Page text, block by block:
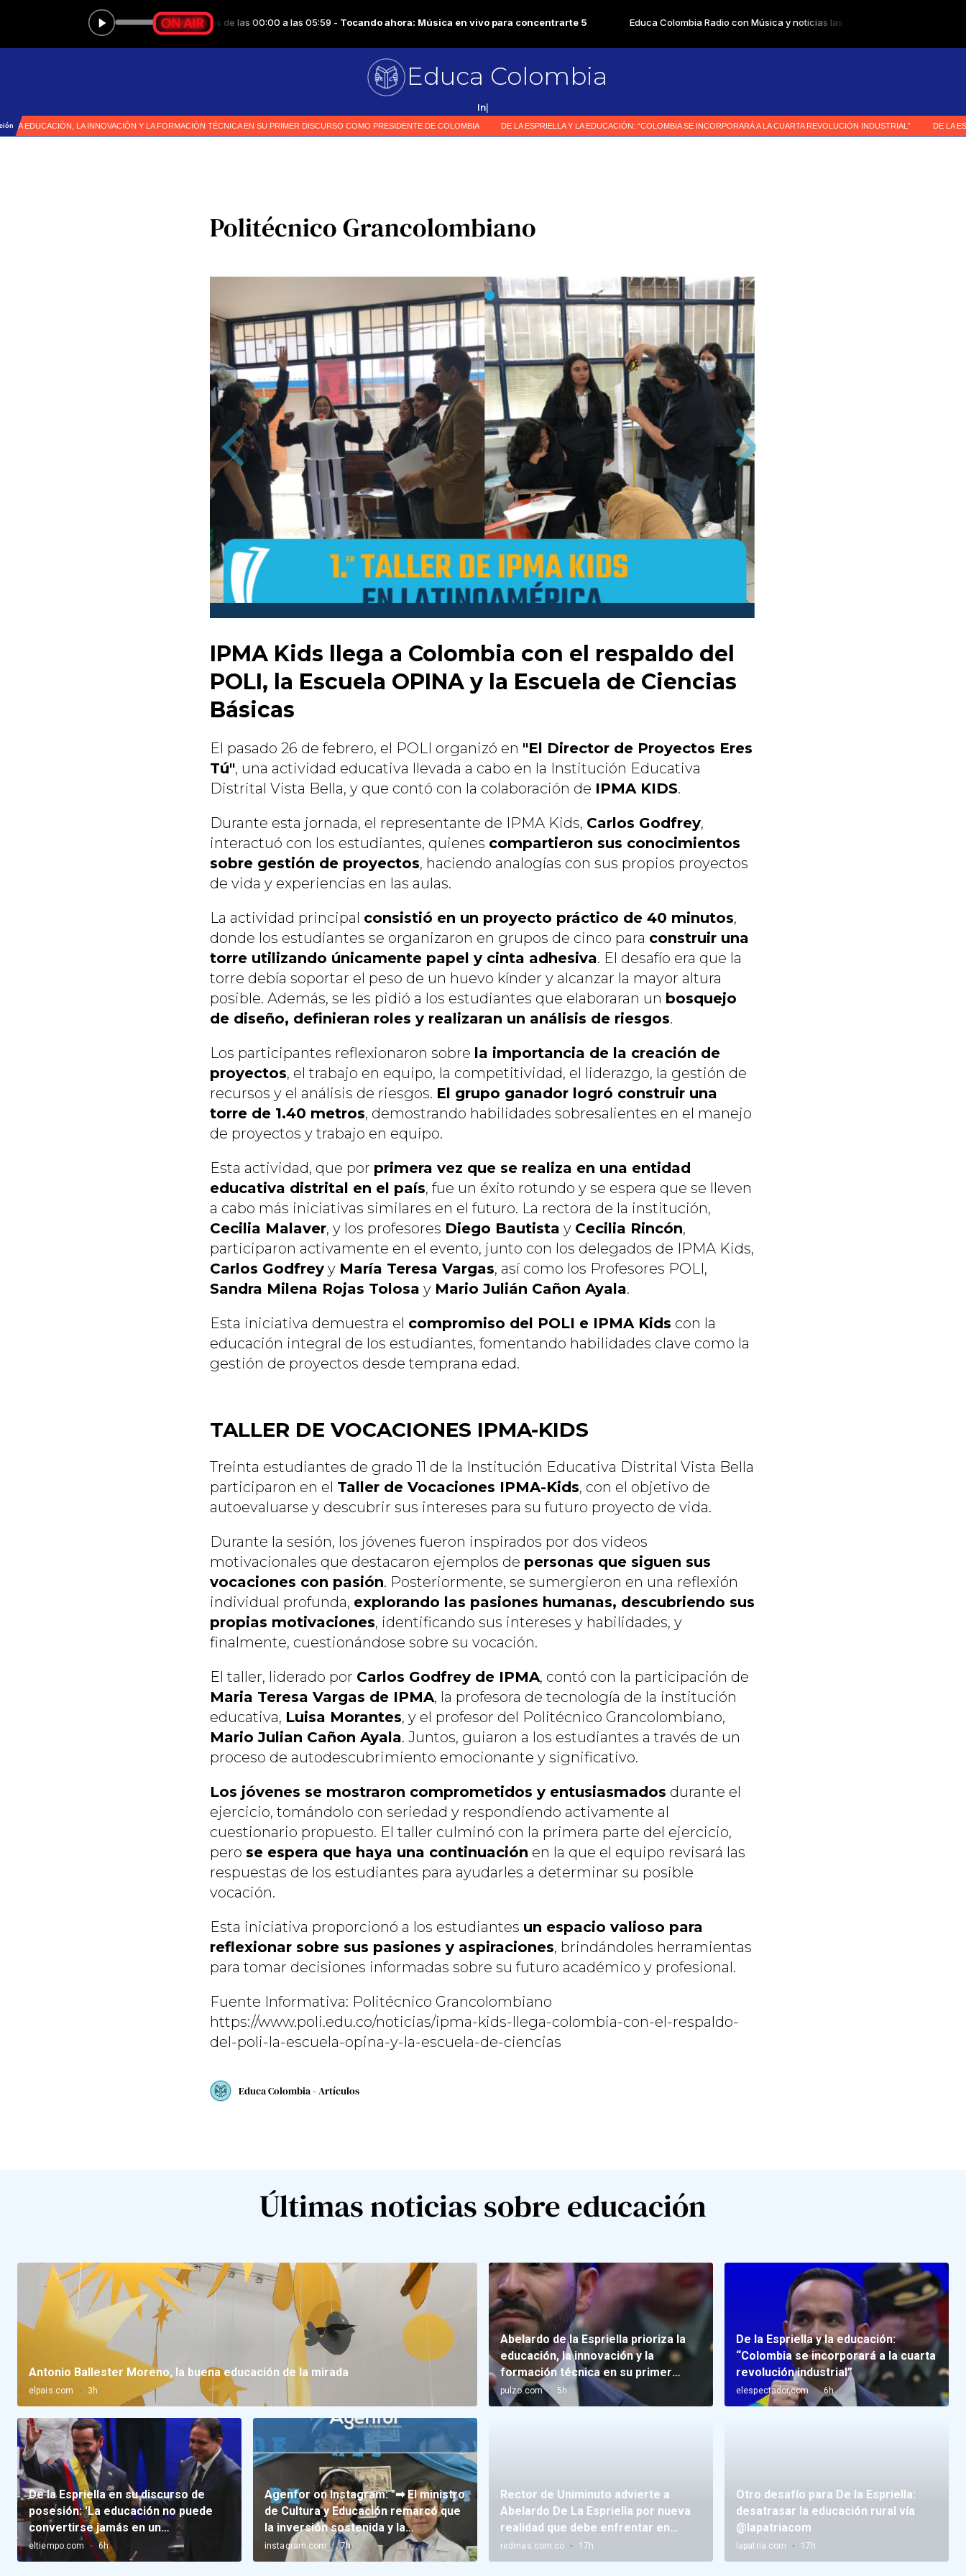
Educa Colombia
Primer me
Politécnico Grancolombiano
IPMA Kids llega a Colombia con el respaldo del
POLI, la Escuela OPINA y la Escuela de Ciencias
Básicas
El pasado 26 de febrero, el POLI organizó en "El Director de Proyectos Eres
Tú", una actividad educativa llevada a cabo en la Institución Educativa
Distrital Vista Bella, y que contó con la colaboración de IPMA KIDS.
Durante esta jornada, el representante de IPMA Kids, Carlos Godfrey,
interactuó con los estudiantes, quienes compartieron sus conocimientos
sobre gestión de proyectos, haciendo analogías con sus propios proyectos
de vida y experiencias en las aulas.
La actividad principal consistió en un proyecto práctico de 40 minutos,
donde los estudiantes se organizaron en grupos de cinco para construir una
torre utilizando únicamente papel y cinta adhesiva. El desafío era que la
torre debía soportar el peso de un huevo kínder y alcanzar la mayor altura
posible. Además, se les pidió a los estudiantes que elaboraran un bosquejo
de diseño, definieran roles y realizaran un análisis de riesgos.
Los participantes reflexionaron sobre la importancia de la creación de
proyectos, el trabajo en equipo, la competitividad, el liderazgo, la gestión de
recursos y el análisis de riesgos. El grupo ganador logró construir una
torre de 1.40 metros, demostrando habilidades sobresalientes en el manejo
de proyectos y trabajo en equipo.
Esta actividad, que por primera vez que se realiza en una entidad
educativa distrital en el país, fue un éxito rotundo y se espera que se lleven
a cabo más iniciativas similares en el futuro. La rectora de la institución,
Cecilia Malaver, y los profesores Diego Bautista y Cecilia Rincón,
participaron activamente en el evento, junto con los delegados de IPMA Kids,
Carlos Godfrey y María Teresa Vargas, así como los Profesores POLI,
Sandra Milena Rojas Tolosa y Mario Julián Cañon Ayala.
Esta iniciativa demuestra el compromiso del POLI e IPMA Kids con la
educación integral de los estudiantes, fomentando habilidades clave como la
gestión de proyectos desde temprana edad.
TALLER DE VOCACIONES IPMA-KIDS
Treinta estudiantes de grado 11 de la Institución Educativa Distrital Vista Bella
participaron en el Taller de Vocaciones IPMA-Kids, con el objetivo de
autoevaluarse y descubrir sus intereses para su futuro proyecto de vida.
Durante la sesión, los jóvenes fueron inspirados por dos videos
motivacionales que destacaron ejemplos de personas que siguen sus
vocaciones con pasión. Posteriormente, se sumergieron en una reflexión
individual profunda, explorando las pasiones humanas, descubriendo sus
propias motivaciones, identificando sus intereses y habilidades, y
finalmente, cuestionándose sobre su vocación.
El taller, liderado por Carlos Godfrey de IPMA, contó con la participación de
Maria Teresa Vargas de IPMA, la profesora de tecnología de la institución
educativa, Luisa Morantes, y el profesor del Politécnico Grancolombiano,
Mario Julian Cañon Ayala. Juntos, guiaron a los estudiantes a través de un
proceso de autodescubrimiento emocionante y significativo.
Los jóvenes se mostraron comprometidos y entusiasmados durante el
ejercicio, tomándolo con seriedad y respondiendo activamente al
cuestionario propuesto. El taller culminó con la primera parte del ejercicio,
pero se espera que haya una continuación en la que el equipo revisará las
respuestas de los estudiantes para ayudarles a determinar su posible
vocación.
Esta iniciativa proporcionó a los estudiantes un espacio valioso para
reflexionar sobre sus pasiones y aspiraciones, brindándoles herramientas
para tomar decisiones informadas sobre su futuro académico y profesional.
Fuente Informativa: Politécnico Grancolombiano
https://www.poli.edu.co/noticias/ipma-kids-llega-colombia-con-el-respaldo-
del-poli-la-escuela-opina-y-la-escuela-de-ciencias
Educa Colombia - Artículos
Últimas noticias sobre educación